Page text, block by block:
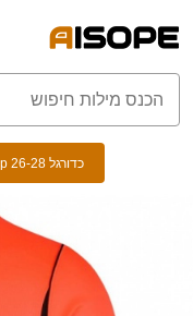
כדורגל Cup 26-28